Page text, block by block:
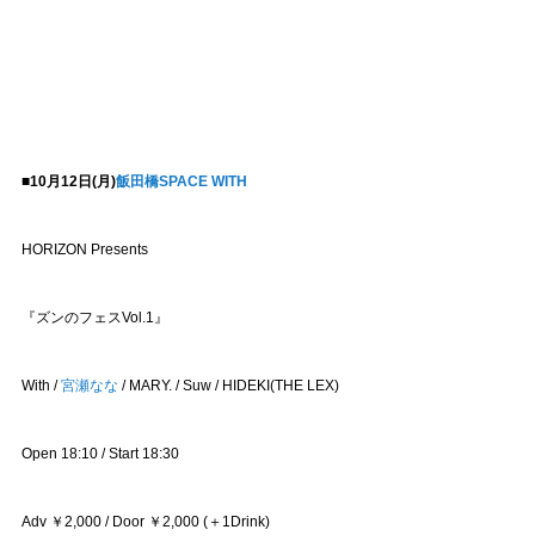
■10月12日(月)飯田橋SPACE WITH
HORIZON Presents
『ズンのフェスVol.1』
With /宮瀬なな / MARY. / Suw / HIDEKI(THE LEX)
Open 18:10 / Start 18:30
Adv ￥2,000 / Door ￥2,000 (＋1Drink)